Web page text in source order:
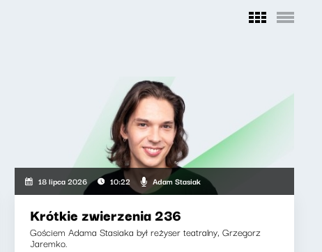
18 lipca 2026 10:22 Adam Stasiak
Krótkie zwierzenia 236
Gościem Adama Stasiaka był reżyser teatralny, Grzegorz
Jaremko.